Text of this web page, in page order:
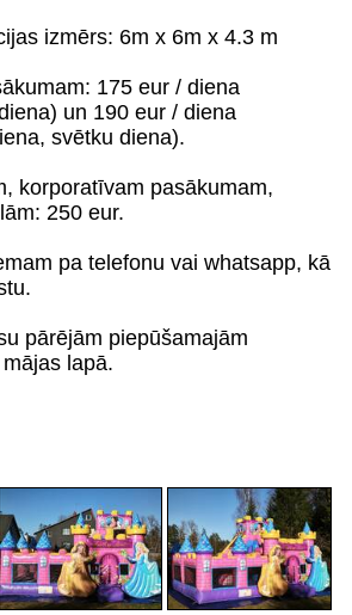
izmērs: 6m x 6m x 4.3 m
175 eur / diena
un 190 eur / diena
svētku diena).
korporatīvam pasākumam,
250 eur.
pa telefonu vai whatsapp, kā
pārējām piepūšamajām
lapā.